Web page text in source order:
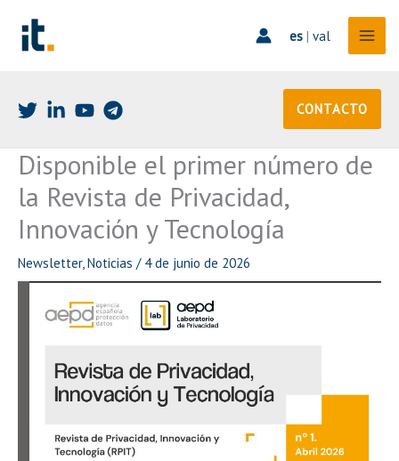
contenido
es| val
CONTACTO
Disponible el primer número de
la Revista de Privacidad,
Innovación y Tecnología
Newsletter,Noticias / 4 de junio de 2026